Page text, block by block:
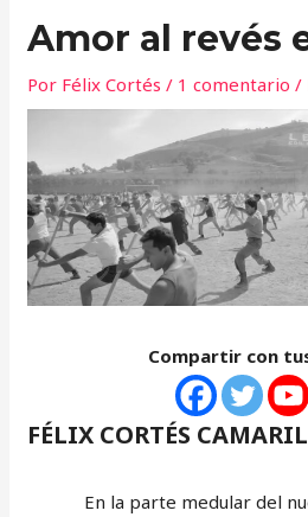
Amor al revés
Por Félix Cortés/ 1 comentario /
Compartir con
FÉLIX CORTÉS
En la parte medular del